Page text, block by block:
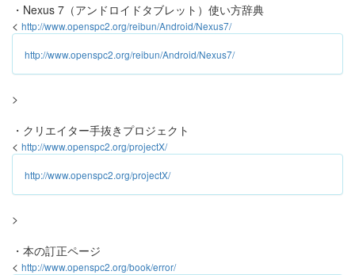
・Nexus 7（アンドロイドタブレット）使い方辞典
< http://www.openspc2.org/reibun/Android/Nexus7/
http://www.openspc2.org/reibun/Android/Nexus7/
>
・クリエイター手抜きプロジェクト
< http://www.openspc2.org/projectX/
http://www.openspc2.org/projectX/
>
・本の訂正ページ
< http://www.openspc2.org/book/error/